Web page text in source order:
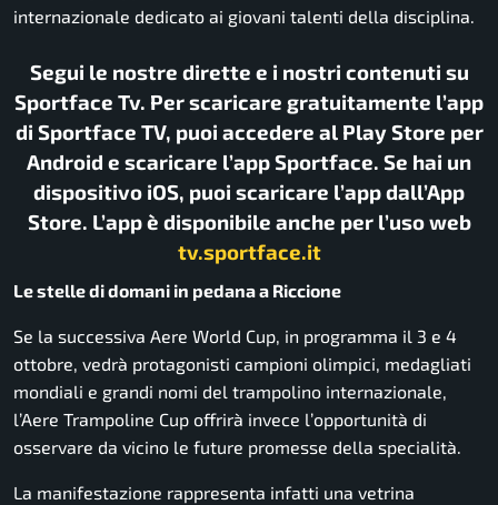
internazionale dedicato ai giovani talenti della disciplina.
Segui le nostre dirette e i nostri contenuti su
Sportface Tv. Per scaricare gratuitamente l’app
di Sportface TV, puoi accedere al Play Store per
Android e scaricare l’app Sportface. Se hai un
dispositivo iOS, puoi scaricare l’app dall’App
Store. L’app è disponibile anche per l’uso web
tv.sportface.it
Le stelle di domani in pedana a Riccione
Se la successiva Aere World Cup, in programma il 3 e 4
ottobre, vedrà protagonisti campioni olimpici, medagliati
mondiali e grandi nomi del trampolino internazionale,
l’Aere Trampoline Cup offrirà invece l’opportunità di
osservare da vicino le future promesse della specialità.
La manifestazione rappresenta infatti una vetrina